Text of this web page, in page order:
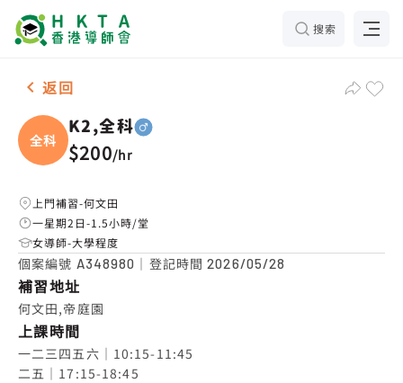
搜索
男-1名 K2,全科，何文田 補習推介
返回
全科
K2,全科
$200/hr
上門補習-何文田
一星期2日-1.5小時/堂
女導師-大學程度
個案編號 A348980 ｜登記時間2026/05/28
補習地址
何文田,帝庭園
上課時間
一二三四五六｜10:15-11:45
二五｜17:15-18:45